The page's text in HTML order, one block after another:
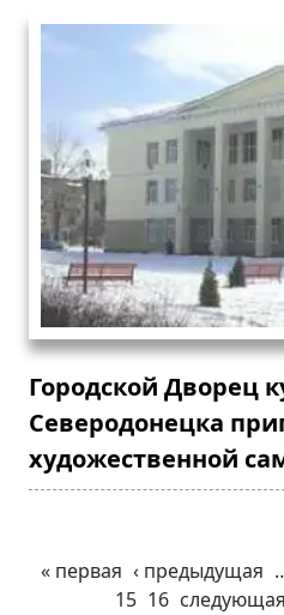
Городской Дворец
Северодонецка
художественной
« первая ‹ предыдущая
15 16